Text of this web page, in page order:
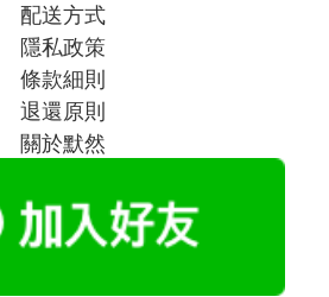
配送方式
隱私政策
條款細則
退還原則
關於默然